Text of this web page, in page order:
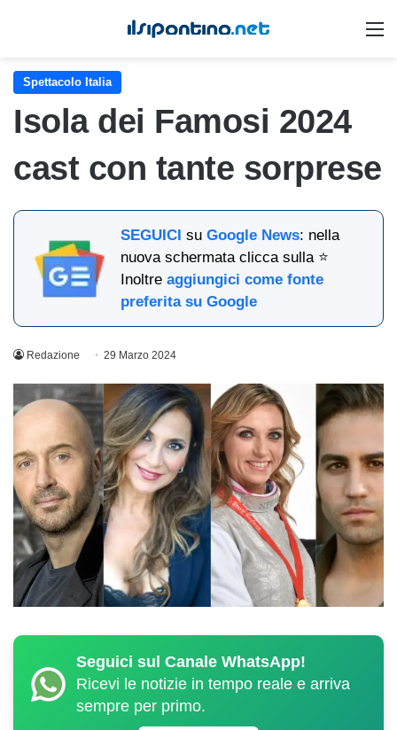
Spettacolo Italia
Isola dei Famosi 2024
cast con tante sorprese
SEGUICI suGoogle News: nella
nuova schermata clicca sulla ⭐
Inoltreaggiungici come fonte
preferita su Google
Redazione 29 Marzo 2024
Seguici sul Canale WhatsApp!
Ricevi le notizie in tempo reale e arriva
sempre per primo.